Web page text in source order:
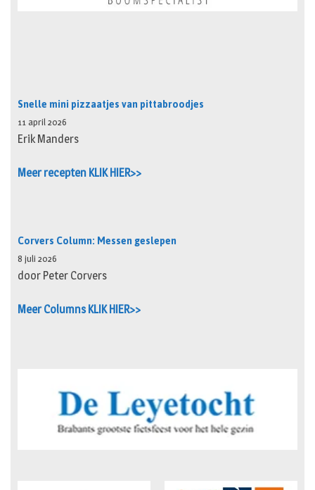
Snelle mini pizzaatjes van pittabroodjes
11 april 2026
Erik Manders
Meer recepten KLIK HIER>>
Corvers Column: Messen geslepen
8 juli 2026
door Peter Corvers
Meer Columns KLIK HIER>>